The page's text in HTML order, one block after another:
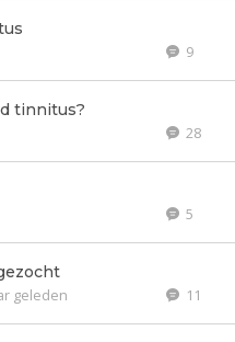
9
tinnitus?
28
5
geleden 11